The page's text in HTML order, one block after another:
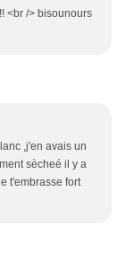
<br /> bisounours
,j'en avais un
sècheé il y a
t'embrasse fort